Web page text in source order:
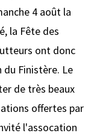
4 août la
la Fête des
ont donc
du Finistère. Le
de très beaux
offertes par
l'assocation